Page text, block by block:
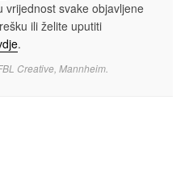
vrijednost svake objavljene
ili želite uputiti
.
Creative, Mannheim.